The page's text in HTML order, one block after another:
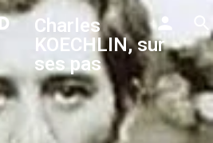
Charles
KOECHLIN, sur
ses pas